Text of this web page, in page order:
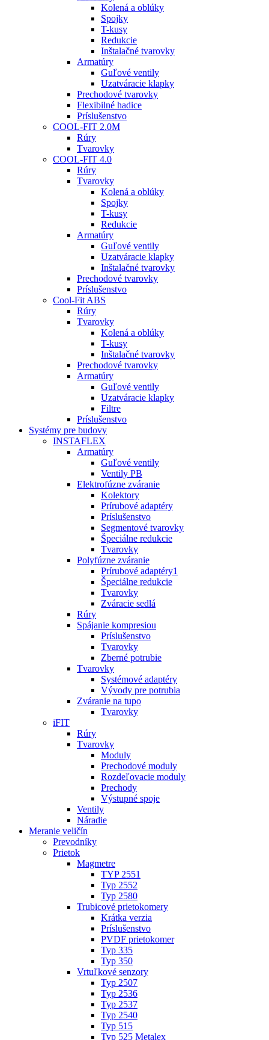
Kolená a oblúky
Spojky
T-kusy
Redukcie
Inštalačné tvarovky
Armatúry
Guľové ventily
Uzatváracie klapky
Prechodové tvarovky
Flexibilné hadice
Príslušenstvo
COOL-FIT 2.0M
Rúry
Tvarovky
COOL-FIT 4.0
Rúry
Tvarovky
Kolená a oblúky
Spojky
T-kusy
Redukcie
Armatúry
Guľové ventily
Uzatváracie klapky
Inštalačné tvarovky
Prechodové tvarovky
Príslušenstvo
Cool-Fit ABS
Rúry
Tvarovky
Kolená a oblúky
T-kusy
Inštalačné tvarovky
Prechodové tvarovky
Armatúry
Guľové ventily
Uzatváracie klapky
Filtre
Príslušenstvo
Systémy pre budovy
INSTAFLEX
Armatúry
Guľové ventily
Ventily PB
Elektrofúzne zváranie
Kolektory
Prírubové adaptéry
Príslušenstvo
Segmentové tvarovky
Špeciálne redukcie
Tvarovky
Polyfúzne zváranie
Prírubové adaptéry1
Špeciálne redukcie
Tvarovky
Zváracie sedlá
Rúry
Spájanie kompresiou
Príslušenstvo
Tvarovky
Zberné potrubie
Tvarovky
Systémové adaptéry
Vývody pre potrubia
Zváranie na tupo
Tvarovky
iFIT
Rúry
Tvarovky
Moduly
Prechodové moduly
Rozdeľovacie moduly
Prechody
Výstupné spoje
Ventily
Náradie
Meranie veličín
Prevodníky
Prietok
Magmetre
TYP 2551
Typ 2552
Typ 2580
Trubicové prietokomery
Krátka verzia
Príslušenstvo
PVDF prietokomer
Typ 335
Typ 350
Vrtuľkové senzory
Typ 2507
Typ 2536
Typ 2537
Typ 2540
Typ 515
Typ 525 Metalex